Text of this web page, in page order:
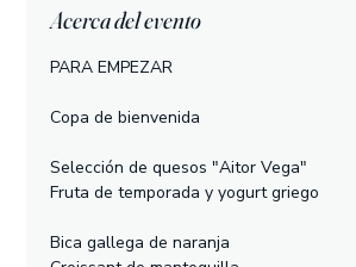
Acerca del evento
PARA EMPEZAR
Copa de bienvenida
Selección de quesos "Aitor Vega"
Fruta de temporada y yogurt griego
Bica gallega de naranja